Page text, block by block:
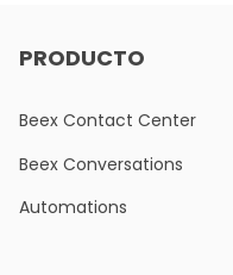
PRODUCTO
Beex Contact Center
Beex Conversations
Automations